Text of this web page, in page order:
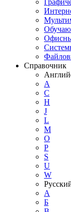
Справочник
A
C
H
J
L
M
O
P
S
U
W
А
Б